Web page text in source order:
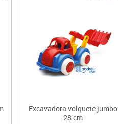
Excavadora volquete jumbo
28 cm